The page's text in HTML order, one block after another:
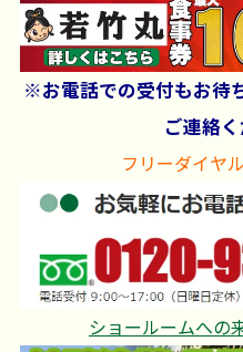
※お電話での受付もお待
ご連絡
フリーダイヤ
ショールームへの